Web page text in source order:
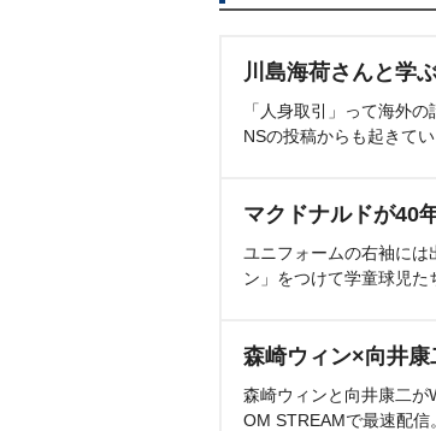
川島海荷さんと学
「人身取引」って海外
NSの投稿からも起きて
マクドナルドが40
ユニフォームの右袖に
ン」をつけて学童球児た
森崎ウィン×向井康
森崎ウィンと向井康二が
OM STREAMで最速配信